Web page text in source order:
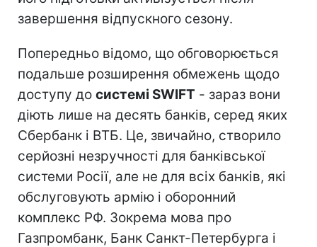
завершення відпускного сезону.
Попередньо відомо, що обговорюється
подальше розширення обмежень щодо
доступу до системі SWIFT - зараз вони
діють лише на десять банків, серед яких
Сбербанк і ВТБ. Це, звичайно, створило
серйозні незручності для банківської
системи Росії, але не для всіх банків, які
обслуговують армію і оборонний
комплекс РФ. Зокрема мова про
Газпромбанк, Банк Санкт-Петербурга і